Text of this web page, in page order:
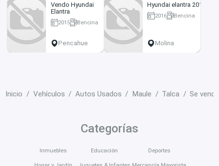
Vendo Hyundai
Elantra
2015
Bencina
Pencahue
Hyundai elantra 2016
2016
Bencina
Molina
Inicio Vehículos Autos Usados Maule Talca Se
Categorías
Inmuebles Educación Deportes